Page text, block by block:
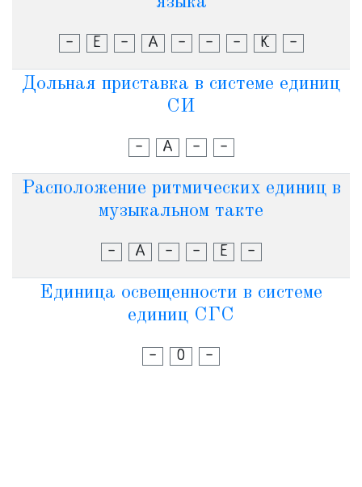
- Е - А - - - К -
Дольная приставка в системе единиц
СИ
- А - -
Расположение ритмических единиц в
музыкальном такте
- А - - Е -
Единица освещенности в системе
единиц СГС
- О -